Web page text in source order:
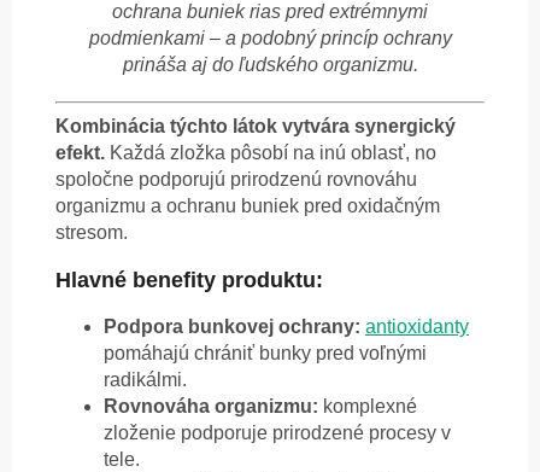
ochrana buniek rias pred extrémnymi
podmienkami – a podobný princíp ochrany
prináša aj do ľudského organizmu.
Kombinácia týchto látok vytvára synergický
efekt. Každá zložka pôsobí na inú oblasť, no
spoločne podporujú prirodzenú rovnováhu
organizmu a ochranu buniek pred oxidačným
stresom.
Hlavné benefity produktu:
Podpora bunkovej ochrany: antioxidanty
pomáhajú chrániť bunky pred voľnými
radikálmi.
Rovnováha organizmu: komplexné
zloženie podporuje prirodzené procesy v
tele.